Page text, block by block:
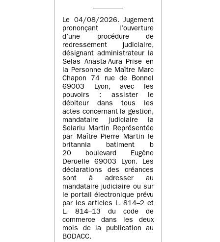
Le 04/08/2026. Jugement
prononçant l’ouverture
d’une procédure de
redressement judiciaire,
désignant administrateur la
Selas Anasta-Aura Prise en
la Personne de Maître Marc
Chapon 74 rue de Bonnel
69003 Lyon, avec les
pouvoirs : assister le
débiteur dans tous les
actes concernant la gestion,
mandataire judiciaire la
Selarlu Martin Représentée
par Maître Pierre Martin le
britannia batiment b
20 boulevard Eugène
Deruelle 69003 Lyon. Les
déclarations des créances
sont à adresser au
mandataire judiciaire ou sur
le portail électronique prévu
par les articles L. 814–2 et
L. 814–13 du code de
commerce dans les deux
mois de la publication au
BODACC.